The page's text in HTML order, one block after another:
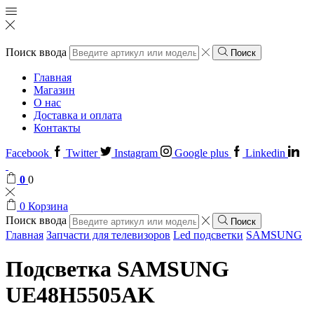
Поиск ввода Поиск
Главная
Магазин
О нас
Доставка и оплата
Контакты
Facebook Twitter Instagram Google plus Linkedin
0 0
0 Корзина
Поиск ввода
Поиск
Главная Запчасти для телевизоров Led подсветки SAMSUNG
Подсветка SAMSUNG
UE48H5505AK